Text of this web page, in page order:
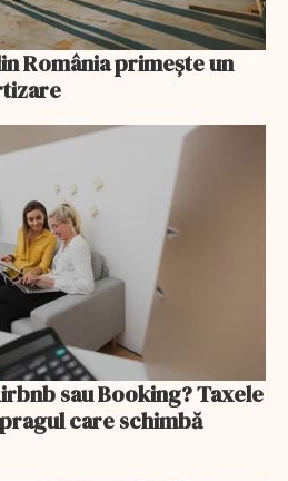
România primește un
sau Booking? Taxele
care schimbă